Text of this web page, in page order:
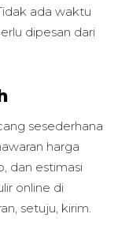
ada waktu
dipesan dari
sesederhana
harga
dan estimasi
online di
setuju, kirim.